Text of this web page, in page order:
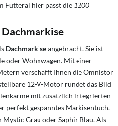
Futteral hier passt die 1200
Dachmarkiseangebracht. Sie ist
oder Wohnwagen. Mit einer
verschafft Ihnen die Omnistor
12-V-Motor rundet das Bild
mit zusätzlich integrierten
perfekt gespanntes Markisentuch.
Mystic Grau oder Saphir Blau. Als